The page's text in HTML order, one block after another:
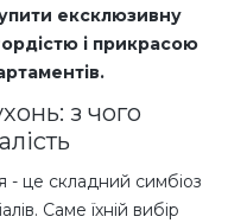
ексклюзивну
і прикрасою
з чого
- це складний симбіоз
Саме їхній вибір